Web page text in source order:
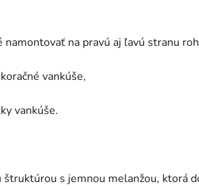
na pravú aj ľavú stranu
vankúše,
vankúše.
s jemnou melanžou, ktorá